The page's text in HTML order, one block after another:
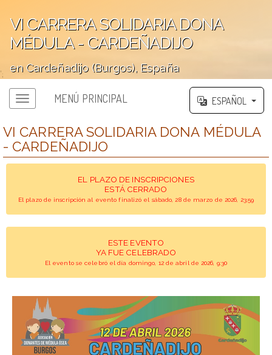
VI CARRERA SOLIDARIA DONA
MÉDULA - CARDEÑADIJO
en Cardeñadijo (Burgos), España
';
MENÚ PRINCIPAL ESPAÑOL
VI CARRERA SOLIDARIA DONA MÉDULA
- CARDEÑADIJO
EL PLAZO DE INSCRIPCIONES
ESTÁ CERRADO
El plazo de inscripción al evento finalizó el sábado, 28 de marzo de 2026, 23:59
ESTE EVENTO
YA FUE CELEBRADO
El evento se celebró el día domingo, 12 de abril de 2026, 9:30